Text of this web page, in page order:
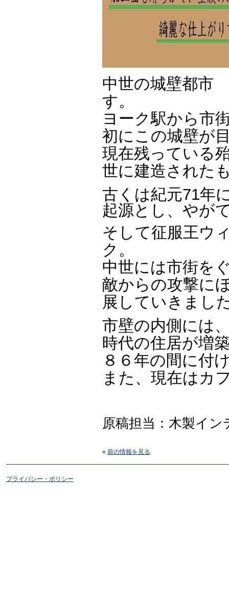
中世の城壁都市
す。
ヨーク駅から市
初にこの城壁が
現在残っている
世に建造された
古くは紀元71年
起源とし、やが
そして征服王ウ
ク。
中世には市街を
敵からの攻撃に
展していきまし
市壁の内側には
時代の住居が増
８６年の間に付
また、現在はカ
原稿担当：木製イ
« 前の情報を見る
プライバシー・ポリシー